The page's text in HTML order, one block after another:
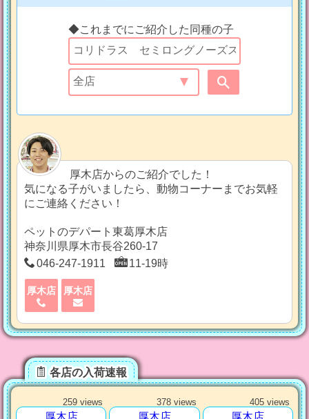
◆これまでにご紹介した同種の子
厚木店からのご紹介でした！
気になる子がいましたら、動物コーナーまでお気軽
にご連絡ください！
ペットのデパート東葛厚木店
神奈川県厚木市長谷260-17
046-247-1911
11-19時
厚木店 厚木店
各店の入荷速報
259 views
厚木店
378 views
厚木店
405 views
厚木店